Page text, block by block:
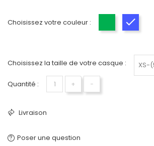
Choisissez votre couleur :
Choisissez la taille de votre casque :
Quantité : + −
Livraison
Poser une question